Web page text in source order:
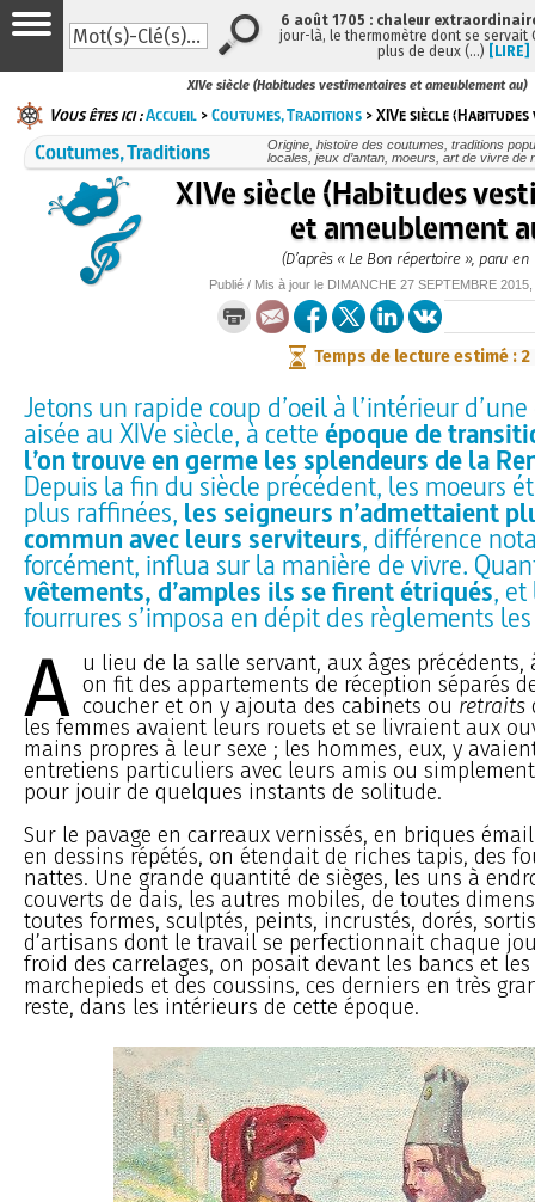
XIVe siècle (Habitudes vestimentaires et ameublement au)
Vous êtes ici :Accueil >Coutumes, Traditions > XIVe siècle
Coutumes, Traditions
Origine, histoire des coutumes, traditions
locales, jeux d’antan, moeurs, art de vivre de
XIVe siècle (Habitudes
et ameublement
(D’après « Le Bon répertoire », paru en
Publié / Mis à jour le DIMANCHE 27 SEPTEMBRE 2015
Temps de lecture estimé : 2
Jetons un rapide coup d’oeil à l’intérieur
aisée au XIVe siècle, à cetteépoque de
l’on trouve en germe les splendeurs de la
Depuis la fin du siècle précédent, les moeurs
plus raffinées, les seigneurs n’admettaient
commun avec leurs serviteurs, différence
forcément, influa sur la manière de vivre.
vêtements, d’amples ils se firent étriqués, et
fourrures s’imposa en dépit des règlements
A u lieu de la salle servant, aux âges précédents,
on fit des appartements de réception séparés
coucher et on y ajouta des cabinets ou retraits
les femmes avaient leurs rouets et se livraient aux
mains propres à leur sexe ; les hommes, eux, y
entretiens particuliers avec leurs amis ou
pour jouir de quelques instants de solitude.
Sur le pavage en carreaux vernissés, en briques
en dessins répétés, on étendait de riches tapis, des
nattes. Une grande quantité de sièges, les uns à
couverts de dais, les autres mobiles, de toutes
toutes formes, sculptés, peints, incrustés, dorés,
d’artisans dont le travail se perfectionnait chaque
froid des carrelages, on posait devant les bancs et les
marchepieds et des coussins, ces derniers en très
reste, dans les intérieurs de cette époque.
6 août 1705 : chaleur
jour-là, le thermomètre dont se servait
plus de deux (…) [LIRE]